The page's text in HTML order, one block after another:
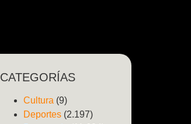
CATEGORÍAS
Cultura (9)
Deportes (2.197)